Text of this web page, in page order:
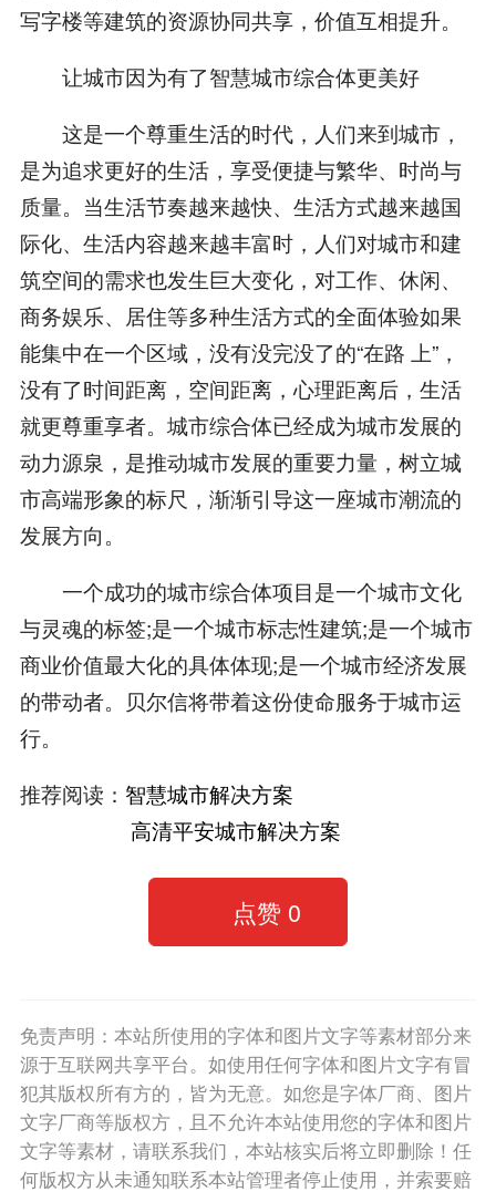
写字楼等建筑的资源协同共享，价值互相提升。
让城市因为有了智慧城市综合体更美好
这是一个尊重生活的时代，人们来到城市，
是为追求更好的生活，享受便捷与繁华、时尚与
质量。当生活节奏越来越快、生活方式越来越国
际化、生活内容越来越丰富时，人们对城市和建
筑空间的需求也发生巨大变化，对工作、休闲、
商务娱乐、居住等多种生活方式的全面体验如果
能集中在一个区域，没有没完没了的“在路 上”，
没有了时间距离，空间距离，心理距离后，生活
就更尊重享者。城市综合体已经成为城市发展的
动力源泉，是推动城市发展的重要力量，树立城
市高端形象的标尺，渐渐引导这一座城市潮流的
发展方向。
一个成功的城市综合体项目是一个城市文化
与灵魂的标签;是一个城市标志性建筑;是一个城市
商业价值最大化的具体体现;是一个城市经济发展
的带动者。贝尔信将带着这份使命服务于城市运
行。
推荐阅读： 智慧城市解决方案
高清平安城市解决方案
点赞 0
免责声明：本站所使用的字体和图片文字等素材部分来
源于互联网共享平台。如使用任何字体和图片文字有冒
犯其版权所有方的，皆为无意。如您是字体厂商、图片
文字厂商等版权方，且不允许本站使用您的字体和图片
文字等素材，请联系我们，本站核实后将立即删除！任
何版权方从未通知联系本站管理者停止使用，并索要赔